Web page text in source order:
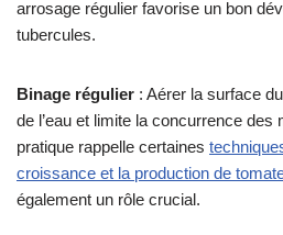
arrosage régulier favorise un bon
tubercules.
Binage régulier : Aérer la surface
de l’eau et limite la concurrence
pratique rappelle certaines
croissance et la production de
également un rôle crucial.